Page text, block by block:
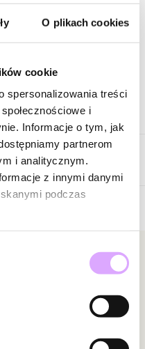
O plikach cookies
cookie
spersonalizowania treści
i
Informacje o tym, jak
partnerom
i analitycznym.
z innymi danymi
podczas
się opinią o tym